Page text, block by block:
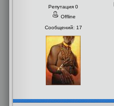
Репутация 0
Offline
Сообщений: 17